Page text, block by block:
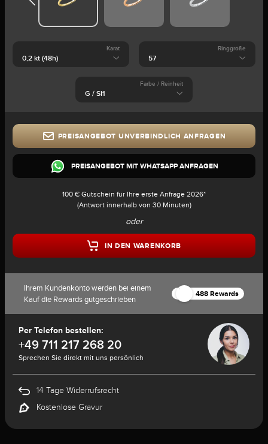
Karat Ringgröße
Farbe / Reinheit
PREISANGEBOT UNVERBINDLICH ANFRAGEN
PREISANGEBOT MIT WHATSAPP ANFRAGEN
100 € Gutschein für Ihre erste Anfrage 2026*
(Antwort innerhalb von 30 Minuten)
oder
IN DEN WARENKORB
Ihrem Kundenkonto werden bei einem
Kauf die Rewards gutgeschrieben
488 Rewards
Per Telefon bestellen:
+49 711 217 268 20
Sprechen Sie direkt mit uns persönlich
14 Tage Widerrufsrecht
Kostenlose Gravur